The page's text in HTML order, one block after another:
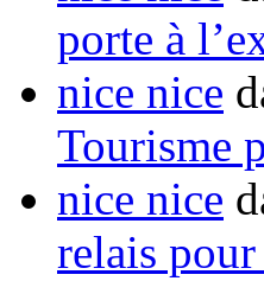
porte à
nice nice
Tourisme
nice nice
relais